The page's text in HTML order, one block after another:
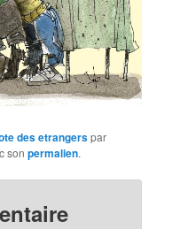
des etrangerspar
sonpermalien.